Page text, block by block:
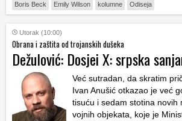
Boris Beck Emily Wilson kolumne Odiseja
Utorak (10:00)
Obrana i zaštita od trojanskih dušeka
Dežulović: Dosjei X: srpska
Već sutradan, da skratim
Ivan Anušić otkazao je već
tisuću i sedam stotina novih
vojnih objekata, koje je